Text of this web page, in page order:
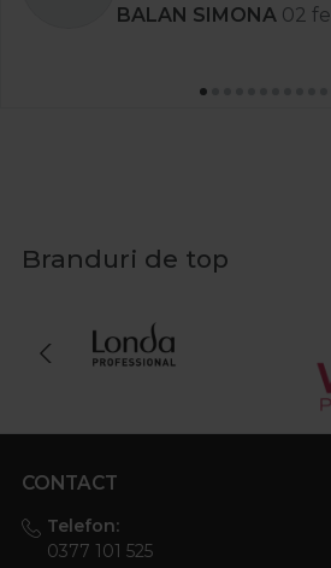
Stanciu Aura Andreea
Branduri de top
CONTACT
Telefon:
0377 101 525